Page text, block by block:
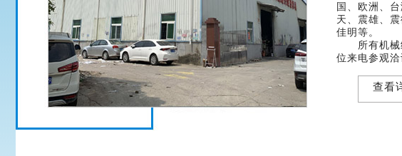
国、欧洲、
天、震雄、
佳明等。
所有机械经
位来电参观洽
查看